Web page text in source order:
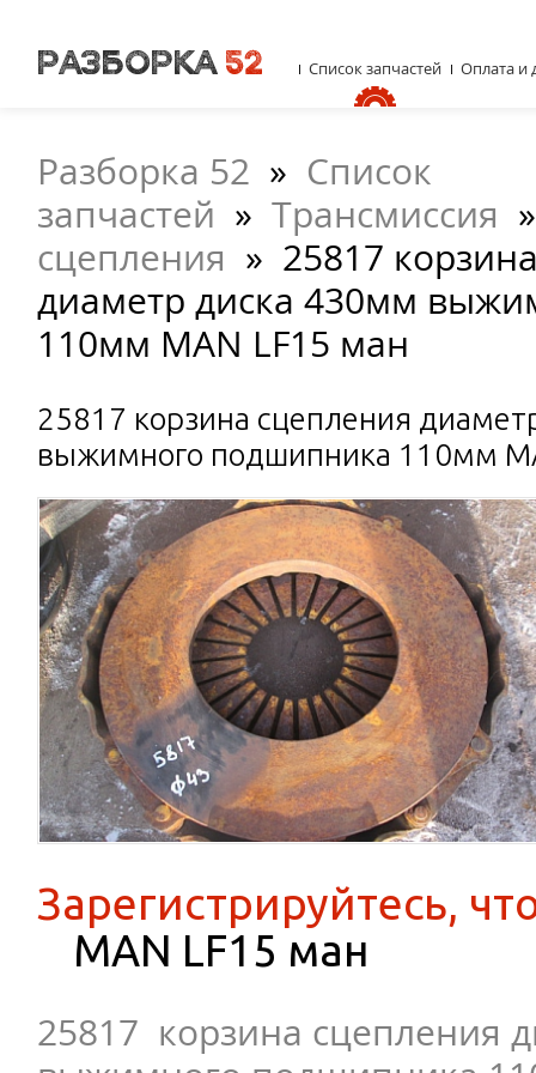
Разборка 52 » Список
запчастей » Трансмиссия
сцепления » 25817
диаметр диска 430мм
110мм MAN LF15 ман
25817 корзина сцепления
выжимного подшипника 110мм
Зарегистрируйтесь,
MAN LF15 ман
25817 корзина сцепления
Список запчастей Оплата и